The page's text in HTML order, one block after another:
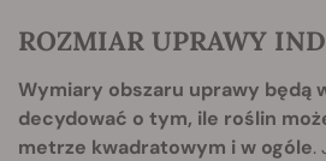
ROZMIAR UPRAWY
Wymiary obszaru uprawy będą
decydować o tym, ile roślin
metrze kwadratowym i w ogóle.